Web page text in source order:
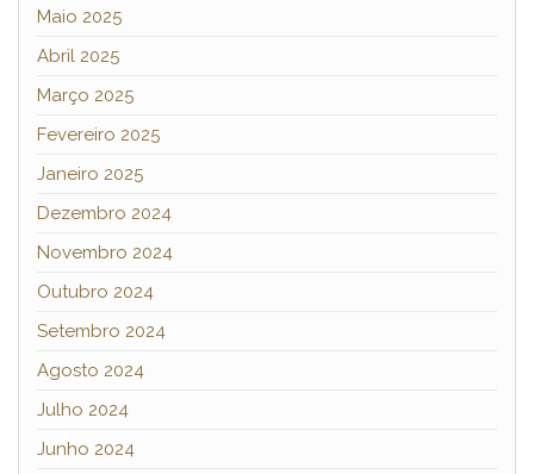
Maio 2025
Abril 2025
Março 2025
Fevereiro 2025
Janeiro 2025
Dezembro 2024
Novembro 2024
Outubro 2024
Setembro 2024
Agosto 2024
Julho 2024
Junho 2024